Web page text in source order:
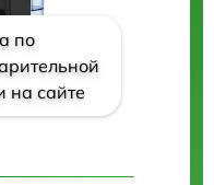
по
на сайте